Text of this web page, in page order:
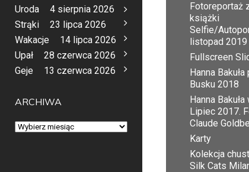
Uroda
4 sierpnia 2026
Strąki
23 lipca 2026
Wakacje
14 lipca 2026
Upał
28 czerwca 2026
Geje
13 czerwca 2026
ARCHIWA
Archiwa
Fotoreportaż
książki
Selfie/
listopad 2019
Fullscreen
Hanna
Busku 2018
Hanna
Lipiec 2017.
Claude
Karty
Kolekcja
Silk Cats